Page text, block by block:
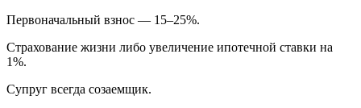
Первоначальный взнос — 15–25%.
Страхование жизни либо увеличение ипотечной ставки на
1%.
Супруг всегда созаемщик.